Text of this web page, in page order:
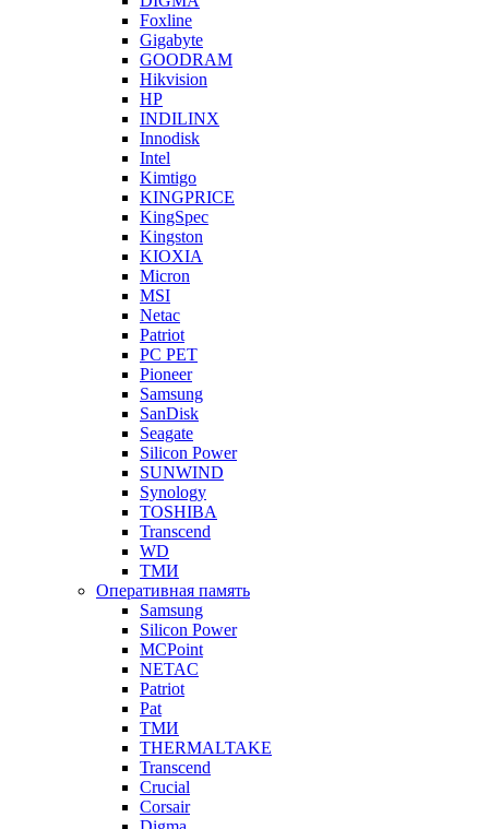
Foxline
Gigabyte
GOODRAM
Hikvision
HP
INDILINX
Innodisk
Intel
Kimtigo
KINGPRICE
KingSpec
Kingston
KIOXIA
Micron
MSI
Netac
Patriot
PC PET
Pioneer
Samsung
SanDisk
Seagate
Silicon Power
SUNWIND
Synology
TOSHIBA
Transcend
WD
ТМИ
Оперативная память
Samsung
Silicon Power
MCPoint
NETAC
Patriot
Pat
ТМИ
THERMALTAKE
Transcend
Crucial
Corsair